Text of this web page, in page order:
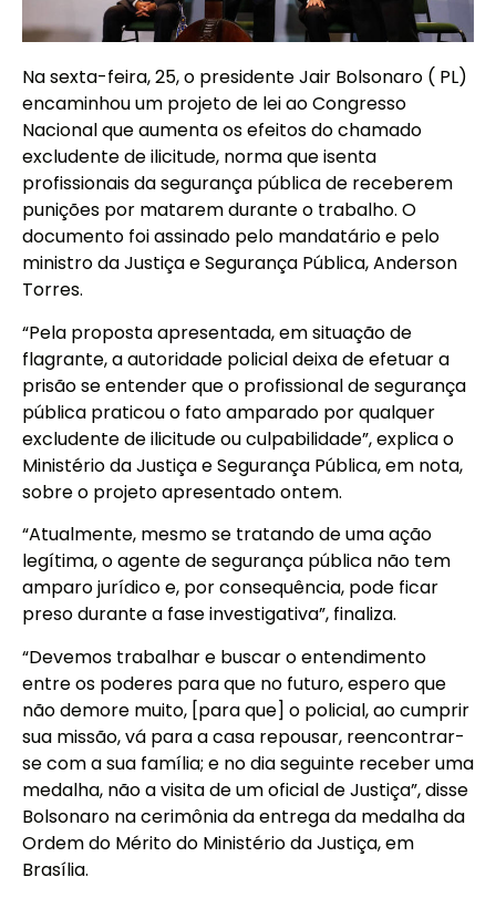
Na sexta-feira, 25, o presidente Jair Bolsonaro ( PL)
encaminhou um projeto de lei ao Congresso
Nacional que aumenta os efeitos do chamado
excludente de ilicitude, norma que isenta
profissionais da segurança pública de receberem
punições por matarem durante o trabalho. O
documento foi assinado pelo mandatário e pelo
ministro da Justiça e Segurança Pública, Anderson
Torres.
“Pela proposta apresentada, em situação de
flagrante, a autoridade policial deixa de efetuar a
prisão se entender que o profissional de segurança
pública praticou o fato amparado por qualquer
excludente de ilicitude ou culpabilidade”, explica o
Ministério da Justiça e Segurança Pública, em nota,
sobre o projeto apresentado ontem.
“Atualmente, mesmo se tratando de uma ação
legítima, o agente de segurança pública não tem
amparo jurídico e, por consequência, pode ficar
preso durante a fase investigativa”, finaliza.
“Devemos trabalhar e buscar o entendimento
entre os poderes para que no futuro, espero que
não demore muito, [para que] o policial, ao cumprir
sua missão, vá para a casa repousar, reencontrar-
se com a sua família; e no dia seguinte receber uma
medalha, não a visita de um oficial de Justiça”, disse
Bolsonaro na cerimônia da entrega da medalha da
Ordem do Mérito do Ministério da Justiça, em
Brasília.